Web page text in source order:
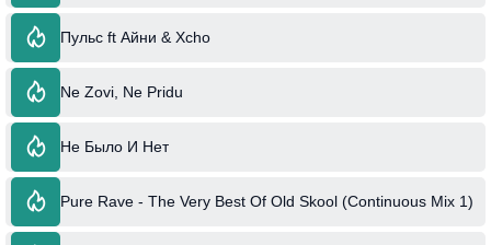
Пульс ft Айни & Xcho
Ne Zovi, Ne Pridu
Не Было И Нет
Pure Rave - The Very Best Of Old Skool (Continuous Mix 1)